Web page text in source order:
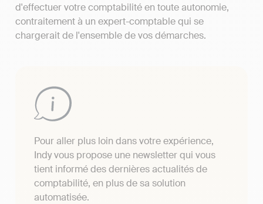
d'effectuer votre comptabilité en toute autonomie,
contraitement à un expert-comptable qui se
chargerait de l'ensemble de vos démarches.
Pour aller plus loin dans votre expérience,
Indy vous propose une newsletter qui vous
tient informé des dernières actualités de
comptabilité, en plus de sa solution
automatisée.